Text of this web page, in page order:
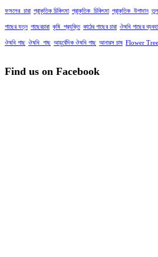
ফসলের_চারা প্রাকৃতিক চিকিৎসা প্রাকৃতিক_চিকিৎসা প্রাকৃতিক_উপাদান
গাছের যত্ন গাছেরচারা কৃষি_প্রযুক্তি কাঠের গাছের চারা ঔষধি গাছের
ঔষধি গাছ ঔষধি_গাছ আয়ুর্বেদিক ঔষধি গাছ আনারস চাষ Flower
Find us on Facebook